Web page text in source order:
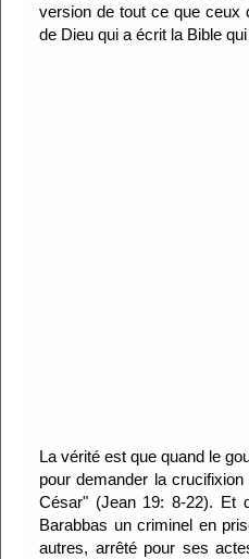
version de tout ce que ceux
de Dieu qui a écrit la Bible
La vérité est que quand le
pour demander la
César" (Jean 19: 8-22). Et
Barabbas un criminel en
autres, arrêté pour ses